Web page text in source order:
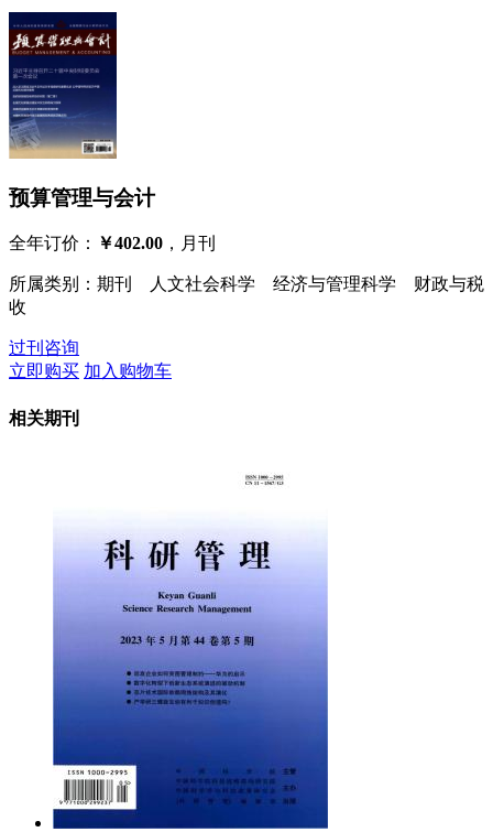
预算管理与会计
全年订价： ￥402.00 ，月刊
所属类别：期刊 人文社会科学 经济与管理科学 财政与税
收
过刊咨询
立即购买 加入购物车
相关期刊